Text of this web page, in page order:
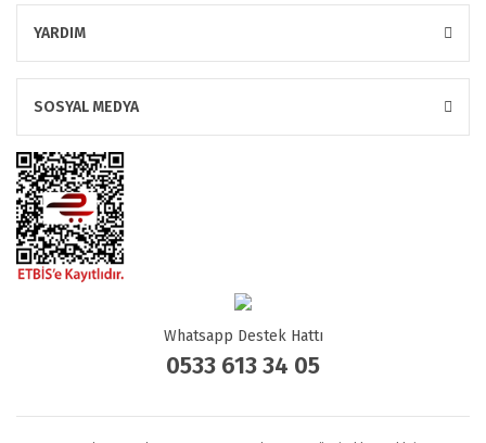
YARDIM
SOSYAL MEDYA
Whatsapp Destek Hattı
0533 613 34 05